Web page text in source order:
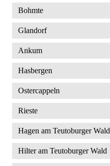
Bohmte
Glandorf
Ankum
Hasbergen
Ostercappeln
Rieste
Hagen am Teutoburger Wald
Hilter am Teutoburger Wald